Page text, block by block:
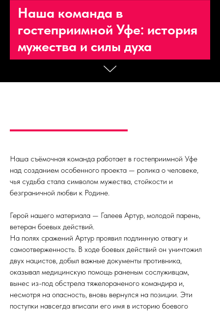
Наша команда в
гостеприимной Уфе: история
мужества и силы духа
Наша съёмочная команда работает в гостеприимной Уфе
над созданием особенного проекта — ролика о человеке,
чья судьба стала символом мужества, стойкости и
безграничной любви к Родине.
Герой нашего материала — Галеев Артур, молодой парень,
ветеран боевых действий.
На полях сражений Артур проявил подлинную отвагу и
самоотверженность. В ходе боевых действий он уничтожил
двух нацистов, добыл важные документы противника,
оказывал медицинскую помощь раненым сослуживцам,
вынес из-под обстрела тяжелораненого командира и,
несмотря на опасность, вновь вернулся на позиции. Эти
поступки навсегда вписали его имя в историю боевого